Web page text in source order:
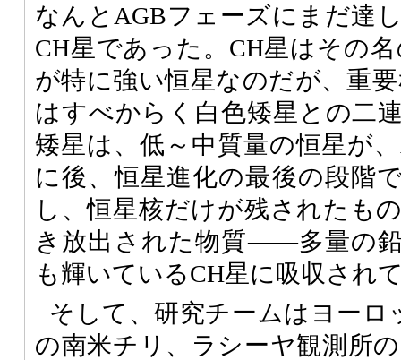
なんとAGBフェーズにまだ達
CH星であった。CH星はその
が特に強い恒星なのだが、重
はすべからく白色矮星との二
矮星は、低～中質量の恒星が
に後、恒星進化の最後の段階
し、恒星核だけが残されたも
き放出された物質――多量の
も輝いているCH星に吸収され
そして、研究チームはヨーロ
の南米チリ、ラシーヤ観測所